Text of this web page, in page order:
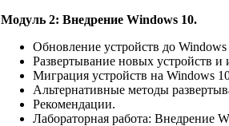
Модуль 2: Внедрение Windows 10.
Обновление устройств до Windows
Развертывание новых устройств и
Миграция устройств на Windows
Альтернативные методы
Рекомендации.
Лабораторная работа: Внедрение